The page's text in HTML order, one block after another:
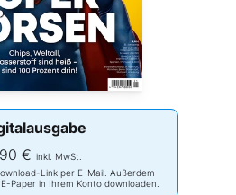
€ inkl. MwSt.
Link per E-Mail. Außerdem
Paper in Ihrem Konto downloaden.